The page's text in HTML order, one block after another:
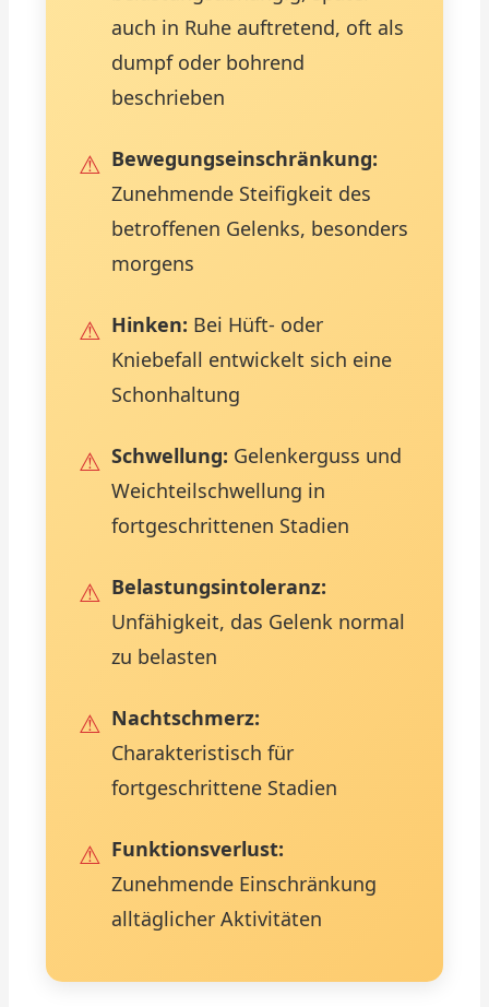
auch in Ruhe auftretend, oft als
dumpf oder bohrend
beschrieben
Bewegungseinschränkung:
Zunehmende Steifigkeit des
betroffenen Gelenks, besonders
morgens
Hinken: Bei Hüft- oder
Kniebefall entwickelt sich eine
Schonhaltung
Schwellung: Gelenkerguss und
Weichteilschwellung in
fortgeschrittenen Stadien
Belastungsintoleranz:
Unfähigkeit, das Gelenk normal
zu belasten
Nachtschmerz:
Charakteristisch für
fortgeschrittene Stadien
Funktionsverlust:
Zunehmende Einschränkung
alltäglicher Aktivitäten